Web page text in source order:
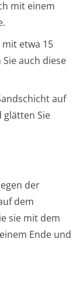
mit einem
mit etwa 15
auch diese
auf
Sie
der
dem
sie mit dem
Ende und